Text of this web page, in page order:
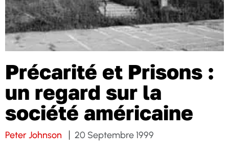
Précarité et Prisons :
un regard sur la
société américaine
Peter Johnson 20 Septembre 1999